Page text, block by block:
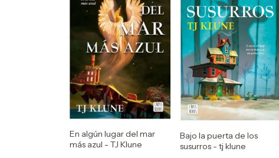
En algún lugar del mar
más azul - TJ Klune
Bajo la puerta de los
susurros - tj klune